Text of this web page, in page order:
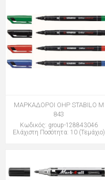
ΜΑΡΚΑΔΟΡΟΙ OHP STABILO M
843
Κωδικός: group-128843046
Ελάχιστη Ποσότητα: 10 (Τεμάχιο)